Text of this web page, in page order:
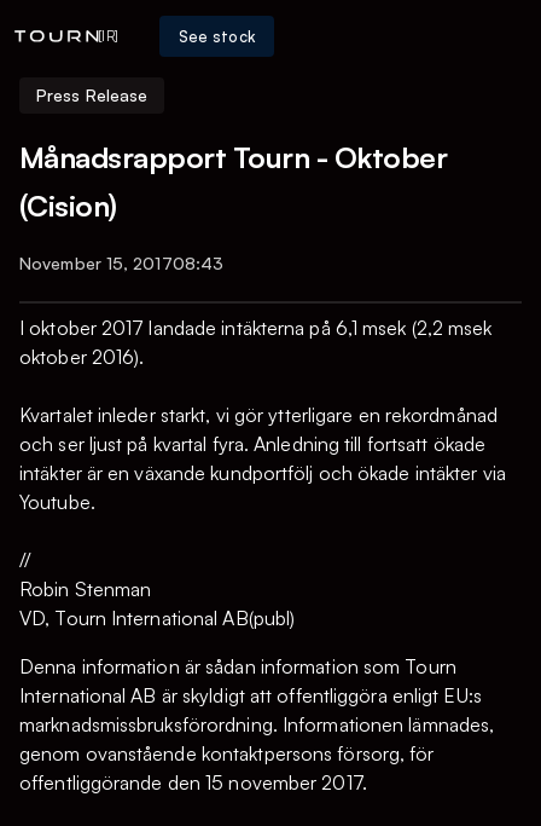
[IR] See stock
Press Release
Månadsrapport Tourn - Oktober
(Cision)
November 15, 201708:43
I oktober 2017 landade intäkterna på 6,1 msek (2,2 msek
oktober 2016).
Kvartalet inleder starkt, vi gör ytterligare en rekordmånad
och ser ljust på kvartal fyra. Anledning till fortsatt ökade
intäkter är en växande kundportfölj och ökade intäkter via
Youtube.
//
Robin Stenman
VD, Tourn International AB(publ)
Denna information är sådan information som Tourn
International AB är skyldigt att offentliggöra enligt EU:s
marknadsmissbruksförordning. Informationen lämnades,
genom ovanstående kontaktpersons försorg, för
offentliggörande den 15 november 2017.